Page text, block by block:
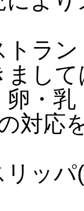
トラ
まし
卵・
対応
リッ